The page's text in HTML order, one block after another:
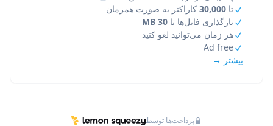
تا 30,000 کاراکتر به صورت همزمان
بارگذاری فایل‌ها تا 30 MB
هر زمان می‌توانید لغو کنید
Ad free
بیشتر →
پرداخت‌ها توسط